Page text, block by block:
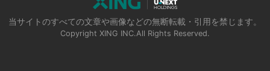
当サイトのすべての文章や画像などの無断転載・引用を禁じます。
Copyright XING INC.All Rights Reserved.